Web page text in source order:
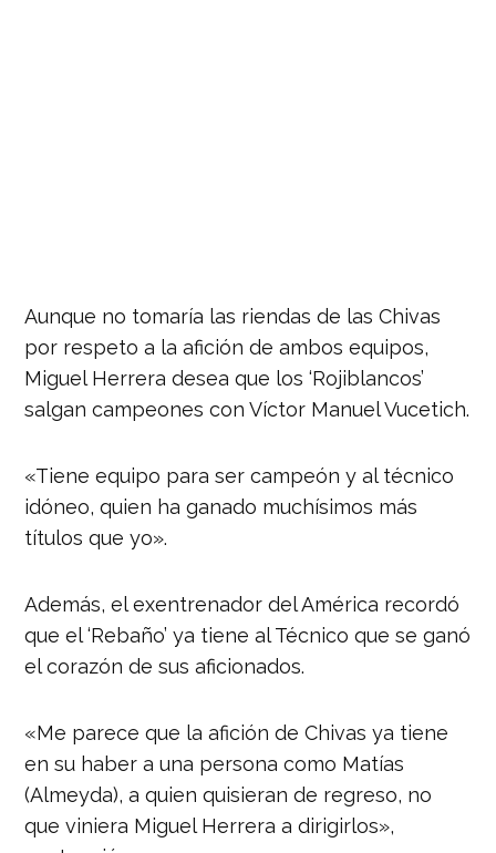
Aunque no tomaría las riendas de las Chivas
por respeto a la afición de ambos equipos,
Miguel Herrera desea que los ‘Rojiblancos’
salgan campeones con Víctor Manuel Vucetich.
«Tiene equipo para ser campeón y al técnico
idóneo, quien ha ganado muchísimos más
títulos que yo».
Además, el exentrenador del América recordó
que el ‘Rebaño’ ya tiene al Técnico que se ganó
el corazón de sus aficionados.
«Me parece que la afición de Chivas ya tiene
en su haber a una persona como Matías
(Almeyda), a quien quisieran de regreso, no
que viniera Miguel Herrera a dirigirlos»,